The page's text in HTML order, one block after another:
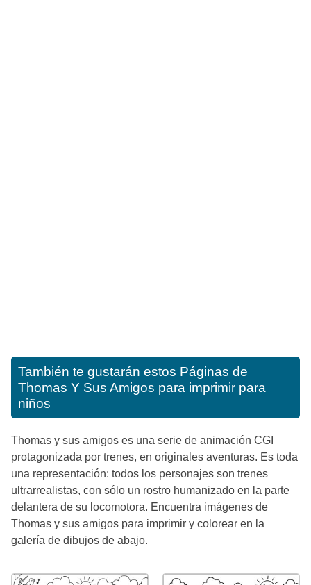
También te gustarán estos Páginas de
Thomas Y Sus Amigos para imprimir para
niños
Thomas y sus amigos es una serie de animación CGI
protagonizada por trenes, en originales aventuras. Es toda
una representación: todos los personajes son trenes
ultrarrealistas, con sólo un rostro humanizado en la parte
delantera de su locomotora. Encuentra imágenes de
Thomas y sus amigos para imprimir y colorear en la
galería de dibujos de abajo.